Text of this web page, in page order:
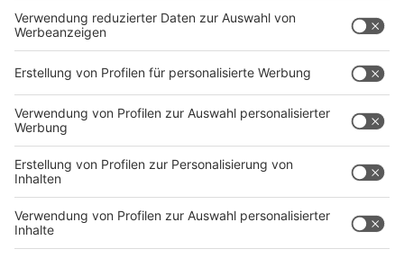
Nachtarbeit, mit Ausnahmen wie oben
beschrieben
Tätigkeiten mit hoher psychischer oder
körperlicher Belastung
Anzeige
Bin ich im Ferienjob versichert?
Anzeige